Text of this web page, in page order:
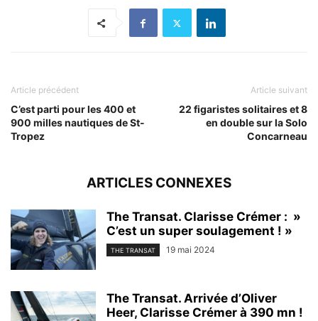
Article précédent
C’est parti pour les 400 et
900 milles nautiques de St-
Tropez
Article suivant
22 figaristes solitaires et 8
en double sur la Solo
Concarneau
ARTICLES CONNEXES
The Transat. Clarisse Crémer : »
C’est un super soulagement ! »
THE TRANSAT 19 mai 2024
The Transat. Arrivée d’Oliver
Heer, Clarisse Crémer à 390 mn !